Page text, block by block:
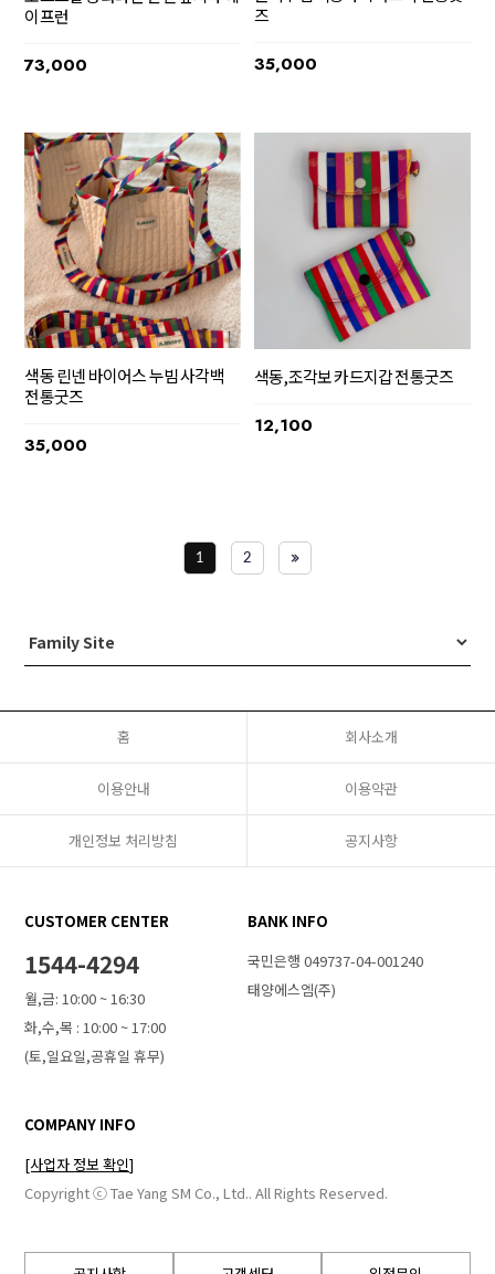
이프런
73,000
즈
35,000
색동 린넨 바이어스 누빔 사각백
전통굿즈
35,000
색동,조각보 카드지갑 전통굿즈
12,100
1 2
홈 회사소개
이용안내 이용약관
개인정보 처리방침 공지사항
CUSTOMER CENTER
1544-4294
월,금: 10:00 ~ 16:30
화,수,목 : 10:00 ~ 17:00
(토,일요일,공휴일 휴무)
BANK INFO
국민은행 049737-04-001240
태양에스엠(주)
COMPANY INFO
[사업자 정보 확인]
Copyright ⓒ Tae Yang SM Co., Ltd.. All Rights Reserved.